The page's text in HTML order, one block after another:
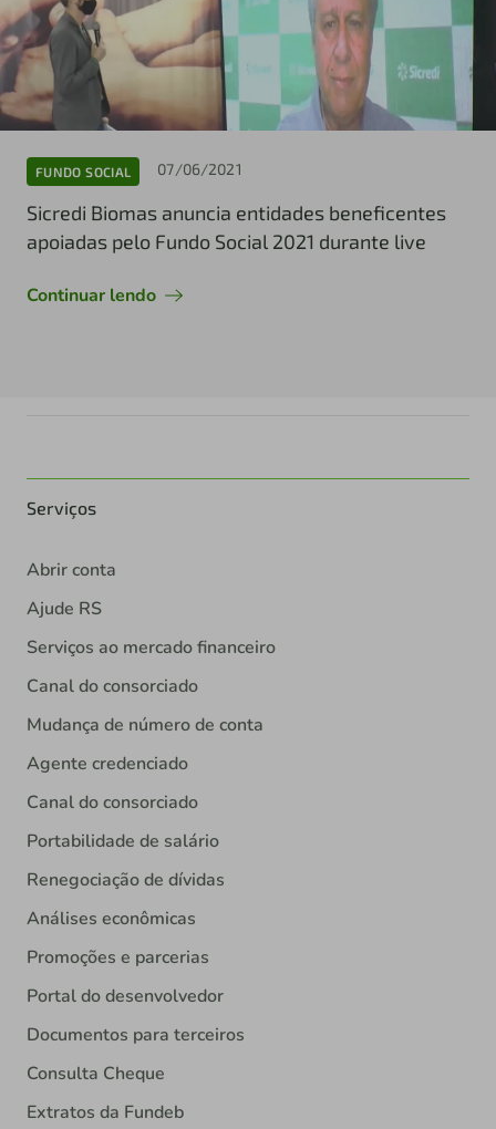
FUNDO SOCIAL 07/06/2021
Sicredi Biomas anuncia entidades beneficentes
apoiadas pelo Fundo Social 2021 durante live
Continuar lendo
Serviços
Abrir conta
Ajude RS
Serviços ao mercado financeiro
Canal do consorciado
Mudança de número de conta
Agente credenciado
Canal do consorciado
Portabilidade de salário
Renegociação de dívidas
Análises econômicas
Promoções e parcerias
Portal do desenvolvedor
Documentos para terceiros
Consulta Cheque
Extratos da Fundeb